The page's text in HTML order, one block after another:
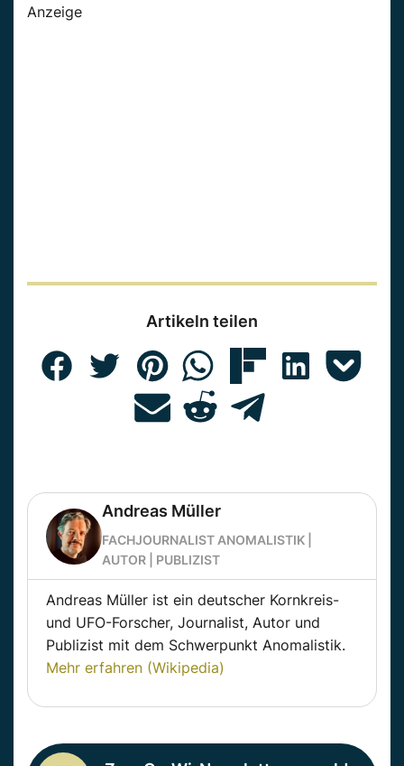
Anzeige
Artikeln teilen
Andreas Müller
FACHJOURNALIST ANOMALISTIK |
AUTOR | PUBLIZIST
Andreas Müller ist ein deutscher Kornkreis-
und UFO-Forscher, Journalist, Autor und
Publizist mit dem Schwerpunkt Anomalistik.
Mehr erfahren (Wikipedia)